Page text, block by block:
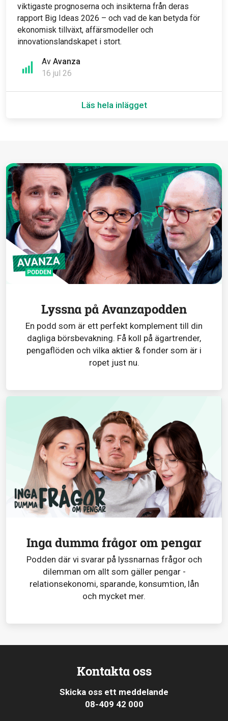
Av Avanza
16 jul 26
viktigaste prognoserna och insikterna från deras
rapport Big Ideas 2026 – och vad de kan betyda för
ekonomisk tillväxt, affärsmodeller och
innovationslandskapet i stort.
Läs hela inlägget
Lyssna på Avanzapodden
En podd som är ett perfekt komplement till din
dagliga börsbevakning. Få koll på ägartrender,
pengaflöden och vilka aktier & fonder som är i
ropet just nu.
Inga dumma frågor om pengar
Podden där vi svarar på lyssnarnas frågor och
dilemman om allt som gäller pengar -
relationsekonomi, sparande, konsumtion, lån
och mycket mer.
Kontakta oss
Skicka oss ett meddelande
08-409 42 000